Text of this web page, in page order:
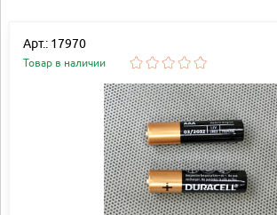
Арт.: 17970
Товар в наличии